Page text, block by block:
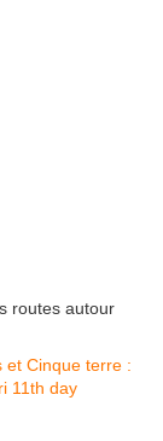
routes autour